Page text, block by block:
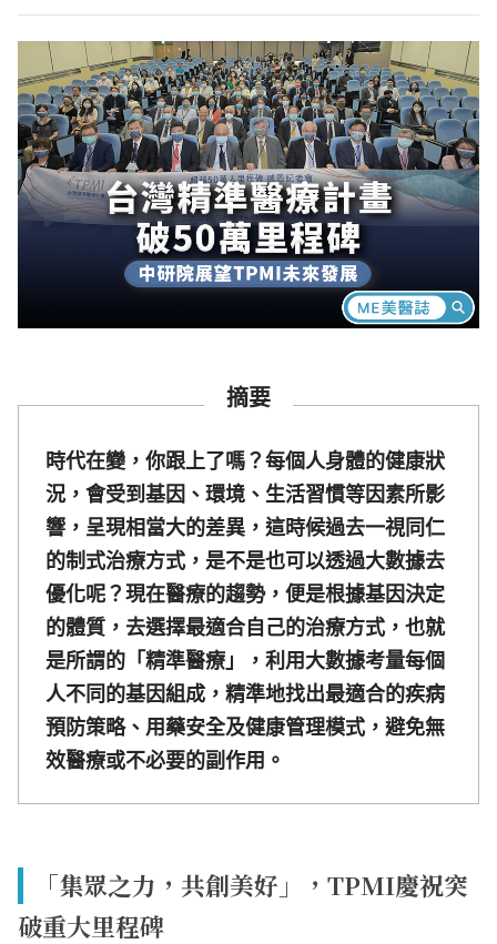
摘要
時代在變，你跟上了嗎？每個人身體的健康狀
況，會受到基因、環境、生活習慣等因素所影
響，呈現相當大的差異，這時候過去一視同仁
的制式治療方式，是不是也可以透過大數據去
優化呢？現在醫療的趨勢，便是根據基因決定
的體質，去選擇最適合自己的治療方式，也就
是所謂的「精準醫療」，利用大數據考量每個
人不同的基因組成，精準地找出最適合的疾病
預防策略、用藥安全及健康管理模式，避免無
效醫療或不必要的副作用。
「集眾之力，共創美好」，TPMI慶祝突
破重大里程碑